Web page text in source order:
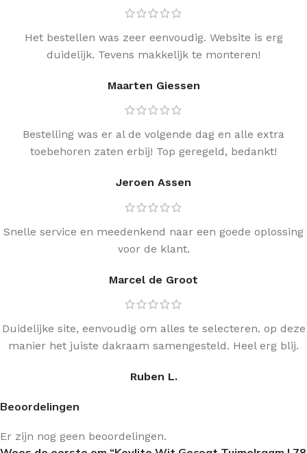
Het bestellen was zeer eenvoudig. Website is erg
duidelijk. Tevens makkelijk te monteren!
Maarten Giessen
Bestelling was er al de volgende dag en alle extra
toebehoren zaten erbij! Top geregeld, bedankt!
Jeroen Assen
Snelle service en meedenkend naar een goede oplossing
voor de klant.
Marcel de Groot
Duidelijke site, eenvoudig om alles te selecteren. op deze
manier het juiste dakraam samengesteld. Heel erg blij.
Ruben L.
Beoordelingen
Er zijn nog geen beoordelingen.